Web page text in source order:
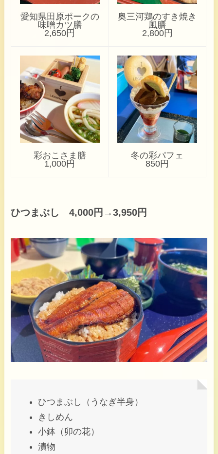
愛知県田原ポークの
味噌カツ膳
2,650円
奥三河鶏のすき焼き
風膳
2,800円
彩おこさま膳
1,000円
冬の彩パフェ
850円
ひつまぶし 4,000円→3,950円
ひつまぶし（うなぎ半身）
きしめん
小鉢（卯の花）
漬物